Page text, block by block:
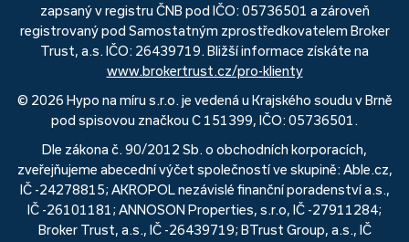
zapsaný v registru ČNB pod IČO: 05736501 a zároveň
registrovaný pod Samostatným zprostředkovatelem Broker
Trust, a.s. IČO: 26439719. Bližší informace získáte na
www.brokertrust.cz/pro-klienty
© 2026 Hypo na míru s.r.o. je vedená u Krajského soudu v Brně
pod spisovou značkou C 151399, IČO: 05736501.
Dle zákona č. 90/2012 Sb. o obchodních korporacích,
zveřejňujeme abecední výčet společností ve skupině: Able.cz,
IČ -24278815; AKROPOL nezávislé finanční poradenství a.s.,
IČ -26101181; ANNOSON Properties, s.r.o, IČ -27911284;
Broker Trust, a.s., IČ -26439719; BTrust Group, a.s., IČ